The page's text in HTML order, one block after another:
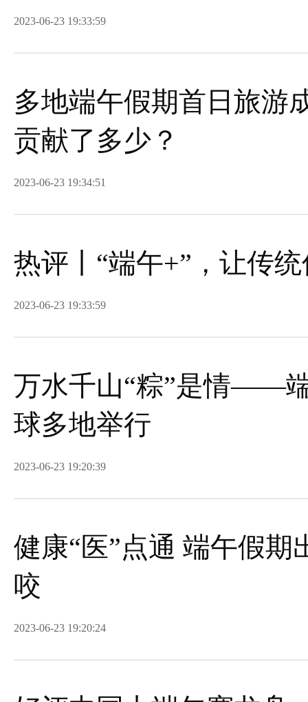
2023-06-23 19:33:59
多地端午假期首日旅游
贡献了多少？
2023-06-23 19:34:51
热评丨“端午+”，让传
2023-06-23 19:33:59
万水千山“粽”是情——
球多地举行
2023-06-23 19:20:39
健康“医”点通 端午假期
咬
2023-06-23 19:20:24